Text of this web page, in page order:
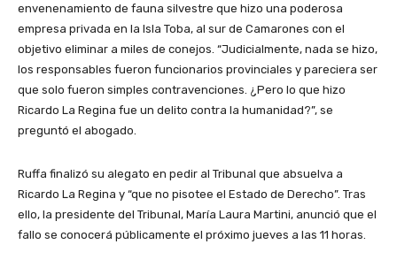
envenenamiento de fauna silvestre que hizo una poderosa
empresa privada en la Isla Toba, al sur de Camarones con el
objetivo eliminar a miles de conejos. “Judicialmente, nada se hizo,
los responsables fueron funcionarios provinciales y pareciera ser
que solo fueron simples contravenciones. ¿Pero lo que hizo
Ricardo La Regina fue un delito contra la humanidad?”, se
preguntó el abogado.
Ruffa finalizó su alegato en pedir al Tribunal que absuelva a
Ricardo La Regina y “que no pisotee el Estado de Derecho”. Tras
ello, la presidente del Tribunal, María Laura Martini, anunció que el
fallo se conocerá públicamente el próximo jueves a las 11 horas.